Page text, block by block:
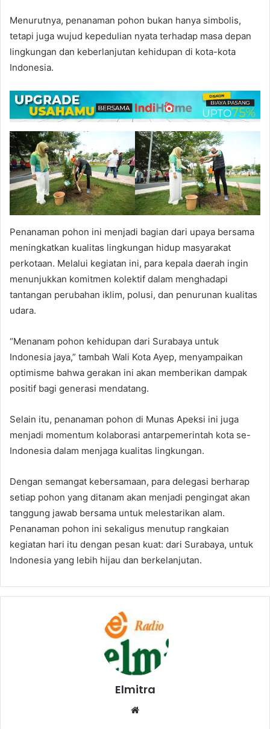
Menurutnya, penanaman pohon bukan hanya simbolis,
tetapi juga wujud kepedulian nyata terhadap masa depan
lingkungan dan keberlanjutan kehidupan di kota-kota
Indonesia.
Penanaman pohon ini menjadi bagian dari upaya bersama
meningkatkan kualitas lingkungan hidup masyarakat
perkotaan. Melalui kegiatan ini, para kepala daerah ingin
menunjukkan komitmen kolektif dalam menghadapi
tantangan perubahan iklim, polusi, dan penurunan kualitas
udara.
“Menanam pohon kehidupan dari Surabaya untuk
Indonesia jaya,” tambah Wali Kota Ayep, menyampaikan
optimisme bahwa gerakan ini akan memberikan dampak
positif bagi generasi mendatang.
Selain itu, penanaman pohon di Munas Apeksi ini juga
menjadi momentum kolaborasi antarpemerintah kota se-
Indonesia dalam menjaga kualitas lingkungan.
Dengan semangat kebersamaan, para delegasi berharap
setiap pohon yang ditanam akan menjadi pengingat akan
tanggung jawab bersama untuk melestarikan alam.
Penanaman pohon ini sekaligus menutup rangkaian
kegiatan hari itu dengan pesan kuat: dari Surabaya, untuk
Indonesia yang lebih hijau dan berkelanjutan.
Elmitra
Website